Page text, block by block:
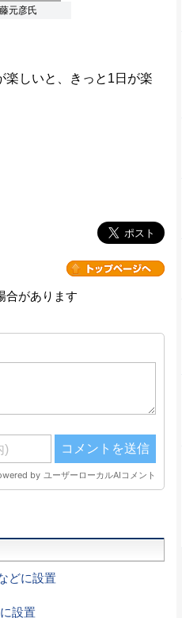
元彦氏
楽しいと、きっと1日が楽
合があります
どに設置
設置